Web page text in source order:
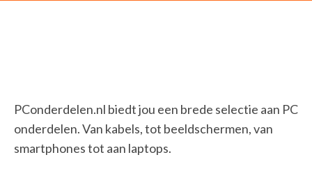
PConderdelen.nl biedt jou een brede selectie aan PC
onderdelen. Van kabels, tot beeldschermen, van
smartphones tot aan laptops.